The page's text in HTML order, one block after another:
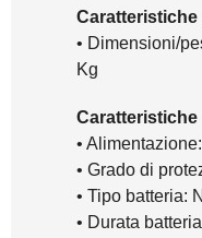
• Dimensioni/
Kg
Caratteristiche
•
• Grado di
• Tipo batteria:
• Durata